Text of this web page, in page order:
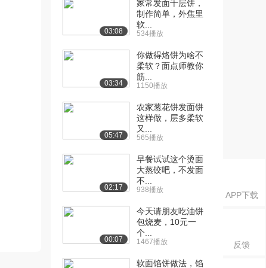
APP下载
反馈
03:08
家常发面千层饼，
制作简单，外焦里
软...
534播放
03:34
你做得烙饼为啥不
柔软？面点师教你
筋...
1150播放
05:47
农家葱花饼发面饼
这样做，层多柔软
又...
565播放
02:17
早餐试试这个烫面
大蒸饺吧，不发面
不...
938播放
00:07
今天请朋友吃油饼
包烧麦，10元一
个...
1467播放
软面馅饼做法，馅